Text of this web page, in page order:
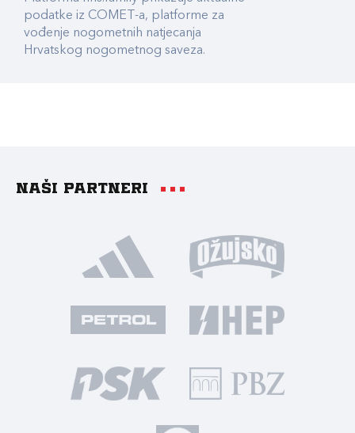
podatke iz COMET-a, platforme za
vođenje nogometnih natjecanja
Hrvatskog nogometnog saveza.
Naši partneri